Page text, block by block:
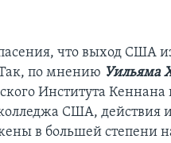
что выход США
по мнению Уильяма
Института
США, действия
в большей степени